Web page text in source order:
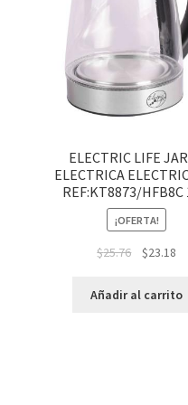
ELECTRIC LIFE
ELECTRICA
REF:KT8873/HFB8C
¡OFERTA!
$25.76 $23.18
Añadir al carrito